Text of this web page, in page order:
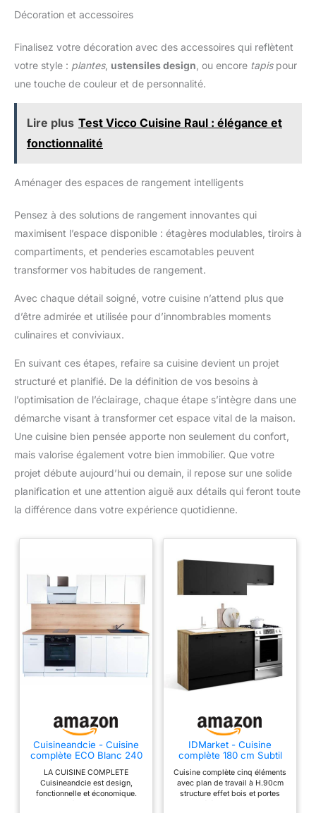
Décoration et accessoires
Finalisez votre décoration avec des accessoires qui reflètent
votre style : plantes, ustensiles design , ou encore tapispour
une touche de couleur et de personnalité.
Lire plus Test Vicco Cuisine Raul : élégance et
fonctionnalité
Aménager des espaces de rangement intelligents
Pensez à des solutions de rangement innovantes qui
maximisent l’espace disponible : étagères modulables, tiroirs à
compartiments, et penderies escamotables peuvent
transformer vos habitudes de rangement.
Avec chaque détail soigné, votre cuisine n’attend plus que
d’être admirée et utilisée pour d’innombrables moments
culinaires et conviviaux.
En suivant ces étapes, refaire sa cuisine devient un projet
structuré et planifié. De la définition de vos besoins à
l’optimisation de l’éclairage, chaque étape s’intègre dans une
démarche visant à transformer cet espace vital de la maison.
Une cuisine bien pensée apporte non seulement du confort,
mais valorise également votre bien immobilier. Que votre
projet débute aujourd’hui ou demain, il repose sur une solide
planification et une attention aiguë aux détails qui feront toute
la différence dans votre expérience quotidienne.
Cuisineandcie - Cuisine
complète ECO Blanc 240
LA CUISINE COMPLETE
Cuisineandcie est design,
fonctionnelle et économique.
IDMarket - Cuisine
complète 180 cm Subtil
éléments Bois et Noir
Cuisine complète cinq éléments
avec plan de travail à H.90cm
structure effet bois et portes